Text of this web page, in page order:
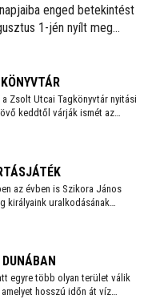
enged betekintést
1-jén nyílt meg
a lakótereket,
fontos életteret és
Zsolt Utcai Tagkönyvtár nyitási
keddtől várják ismét az
Zümmögő foglalkozás is
az évben is Szikora János
királyaink uralkodásának
ad otthont a
egyre több olyan terület válik
hosszú időn át víz